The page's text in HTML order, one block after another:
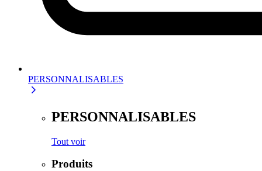
PERSONNALISABLES
PERSONNALISABLES
Tout voir
Produits